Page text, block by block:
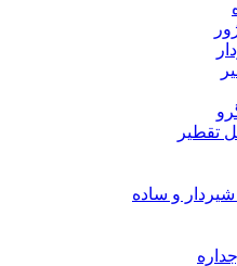
تقطیر
شیردار و ساده